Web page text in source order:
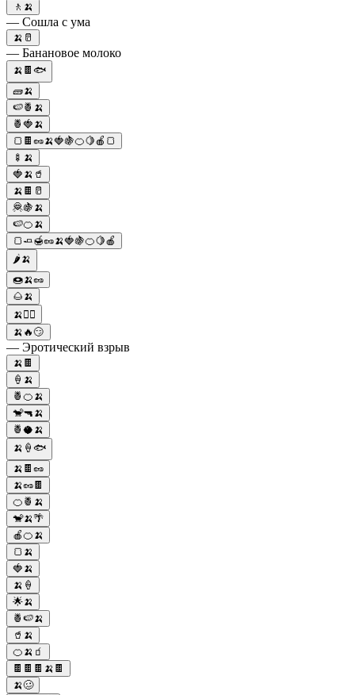
🚶🍌
— Сошла с ума
🍌🥛
— Банановое молоко
🍌🍫🐟
🧱🍌
🍉🍍🍌
🍍🍓🍌
🍞🍫🥜🍌🍓🍇🍊🍋🍎🍞
🍢🍌
🍓🍌🥤
🍌🍫🥛
🦧🍇🍌
🍉🍊🍌
🍞🧈🍯🥜🍌🍓🍇🍊🍋🍎
🌶️🍌
🍩🍌🥜
🌰🍌
🍌👷‍♂️
🍌🔥😏
— Эротический взрыв
🍌🍫
🍦🍌
🍍🍊🍌
🐒🔫🍌
🍍🥥🍌
🍌🍦🐟
🍌🍫🥜
🍌🥜🍫
🍊🍍🍌
🐒🍌🌴
🍎🍊🍌
🍞🍌
🍓🍌
🍌🍦
🌟🍌
🍍🍉🍌
🥤🍌
🍊🍌🧃
🍫🍫🍫🍌🍫
🍌🥴